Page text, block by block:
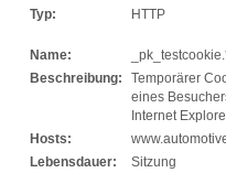
Typ:
HTTP
Name:
Beschreibung:
Temporärer
eines
Internet
Hosts:
Lebensdauer:
Sitzung